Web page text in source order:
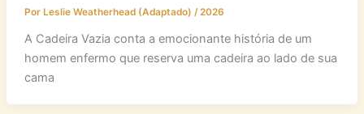
Por Leslie Weatherhead (Adaptado) /2026
A Cadeira Vazia conta a emocionante história de um
homem enfermo que reserva uma cadeira ao lado de sua
cama